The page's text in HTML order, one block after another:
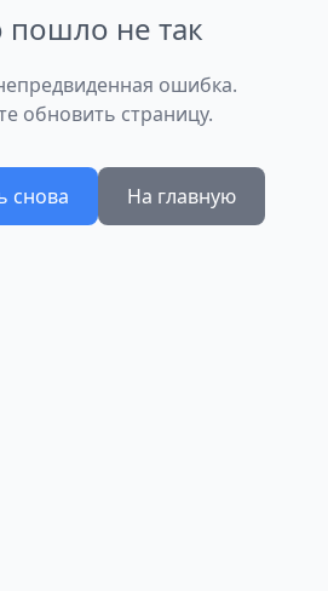
пошло не так
ошибка.
обновить страницу.
снова На главную